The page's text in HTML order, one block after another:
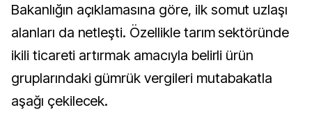
Bakanlığın açıklamasına göre, ilk somut uzlaşı
alanları da netleşti. Özellikle tarım sektöründe
ikili ticareti artırmak amacıyla belirli ürün
gruplarındaki gümrük vergileri mutabakatla
aşağı çekilecek.